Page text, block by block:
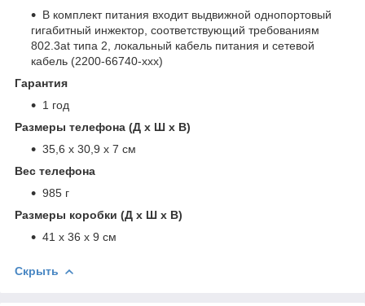
В комплект питания входит выдвижной однопортовый
гигабитный инжектор, соответствующий требованиям
802.3at типа 2, локальный кабель питания и сетевой
кабель (2200-66740-xxx)
Гарантия
1 год
Размеры телефона (Д x Ш x В)
35,6 x 30,9 x 7 см
Вес телефона
985 г
Размеры коробки (Д x Ш x В)
41 x 36 x 9 см
Скрыть